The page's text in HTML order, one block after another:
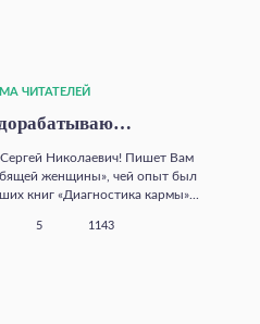
ЧИТАТЕЛЕЙ
дорабатываю…
Николаевич! Пишет Вам
женщины», чей опыт был
книг «Диагностика кармы»...
5 1143